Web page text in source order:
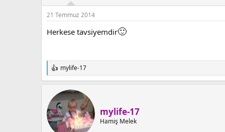
21 Temmuz 2014
Herkese tavsiyemdir🙂
T
e
i
l
e
r
mylife-17
mylife-17
Hamiş Melek